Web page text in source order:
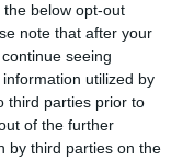
below opt-out
note that after your
seeing
utilized by
third parties prior to
of the further
by third parties on the
τα συστήματα
να
του